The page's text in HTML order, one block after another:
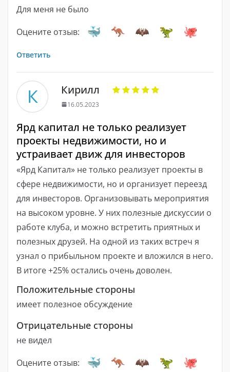
Для меня не было
Оцените отзыв:
Ответить
К Кирилл
16.05.2023
Ярд капитал не только реализует
проекты недвижимости, но и
устраивает движ для инвесторов
«Ярд Капитал» не только реализует проекты в
сфере недвижимости, но и организует переезд
для инвесторов. Организовывать мероприятия
на высоком уровне. У них полезные дискуссии о
работе клуба, и можно встретить приятных и
полезных друзей. На одной из таких встреч я
узнал о прибыльном проекте и вложился в него.
В итоге +25% остались очень доволен.
Положительные стороны
имеет полезное обсуждение
Отрицательные стороны
не видел
Оцените отзыв: